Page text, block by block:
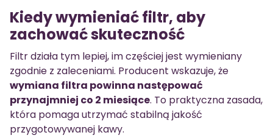
Kiedy wymieniać filtr, aby
zachować skuteczność
Filtr działa tym lepiej, im częściej jest wymieniany
zgodnie z zaleceniami. Producent wskazuje, że
wymiana filtra powinna następować
przynajmniej co 2 miesiące. To praktyczna zasada,
która pomaga utrzymać stabilną jakość
przygotowywanej kawy.